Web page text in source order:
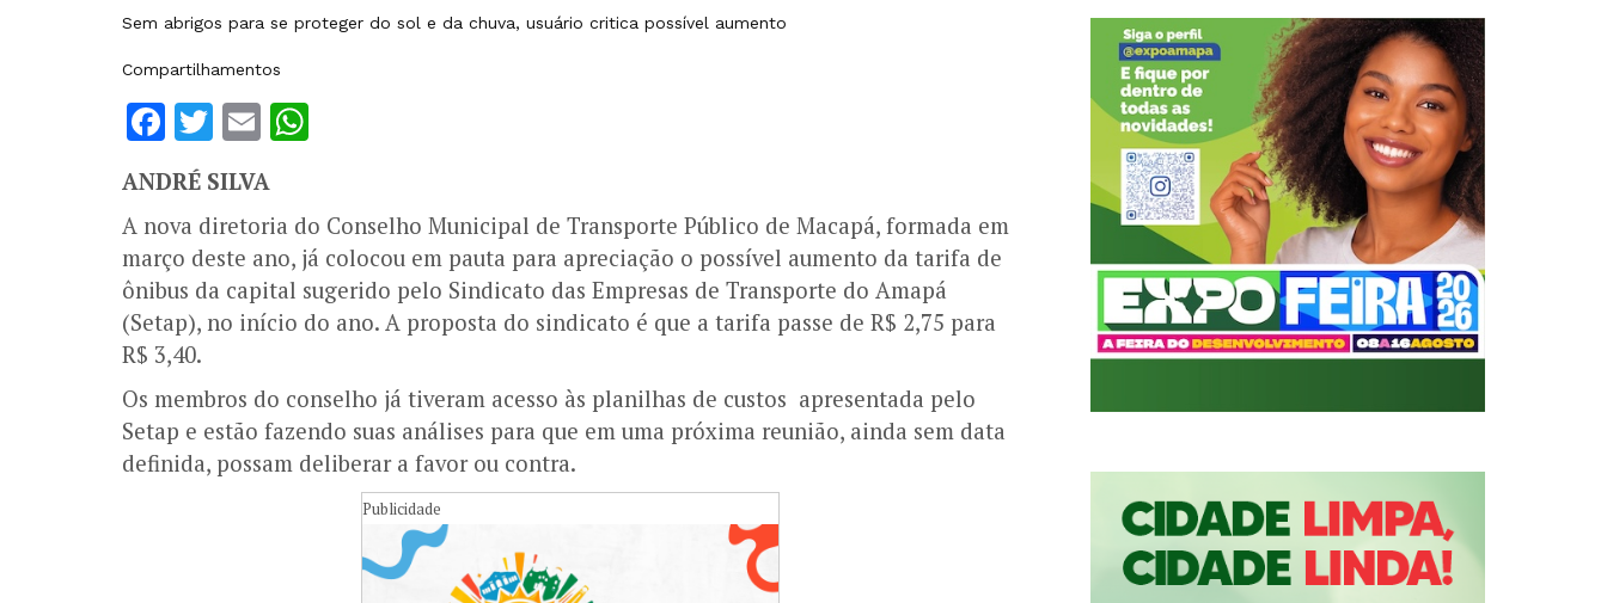
Sem abrigos para se proteger do sol e da chuva, usuário critica possível aumento
Compartilhamentos
Facebook
Twitter
Email
ANDRÉ SILVA
A nova diretoria do Conselho Municipal de Transporte Público de Macapá, formada em
março deste ano, já colocou em pauta para apreciação o possível aumento da tarifa de
ônibus da capital sugerido pelo Sindicato das Empresas de Transporte do Amapá
(Setap), no início do ano. A proposta do sindicato é que a tarifa passe de R$ 2,75 para
R$ 3,40.
Os membros do conselho já tiveram acesso às planilhas de custos apresentada pelo
Setap e estão fazendo suas análises para que em uma próxima reunião, ainda sem data
definida, possam deliberar a favor ou contra.
Publicidade